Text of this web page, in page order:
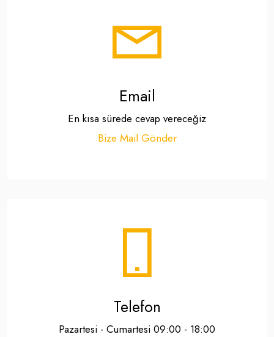
Email
En kısa sürede cevap vereceğiz
Bize Mail Gönder
Telefon
Pazartesi - Cumartesi 09:00 - 18:00